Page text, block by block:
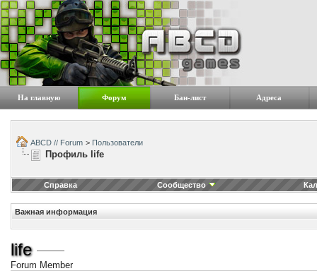
На главную Форум Бан-лист Адреса
ABCD // Forum > Пользователи
Профиль life
Справка Сообщество
Важная информация
life
Forum Member